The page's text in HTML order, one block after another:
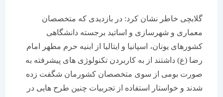
گلابچی خاطر نشان کرد: در بازدیدی که متخصصان
معماری و شهرسازی و اساتید برجسته دانشگاهی
کشورهای یونان، اسپانیا و ایتالیا از ابنیه حرم مطهر امام
رضا (ع) داشتند از به کاربردن تکنولوژی های پیشرفته به
صورت بومی از سوی متخصصان کشورمان شگفت زده
شدند و خواستار استفاده از تجربیات چنین طرح هایی در